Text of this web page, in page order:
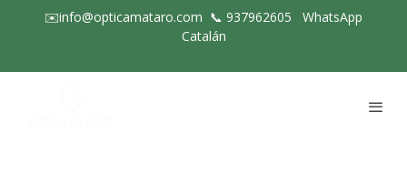
✉️info@opticamataro.com 📞 937962605
WhatsApp
Catalán